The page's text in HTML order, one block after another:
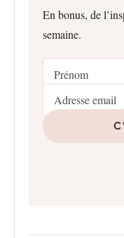
En bonus, de
semaine.